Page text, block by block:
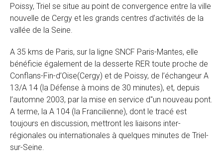
Poissy, Triel se situe au point de convergence entre la ville
nouvelle de Cergy et les grands centres d’activités de la
vallée de la Seine.
A 35 kms de Paris, sur la ligne SNCF Paris-Mantes, elle
bénéficie également de la desserte RER toute proche de
Conflans-Fin-d’Oise(Cergy) et de Poissy, de l’échangeur A
13/A 14 (la Défense à moins de 30 minutes), et, depuis
l’automne 2003, par la mise en service d"un nouveau pont.
A terme, la A 104 (la Francilienne), dont le tracé est
toujours en discussion, mettront les liaisons inter-
régionales ou internationales à quelques minutes de Triel-
sur-Seine.